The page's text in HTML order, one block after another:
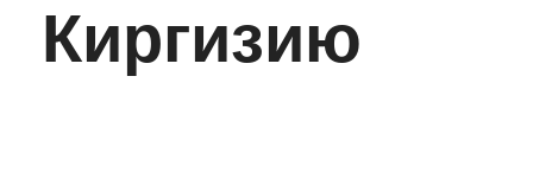
Киргизию